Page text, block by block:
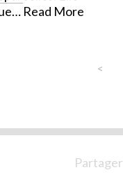
Read More
<
Partager